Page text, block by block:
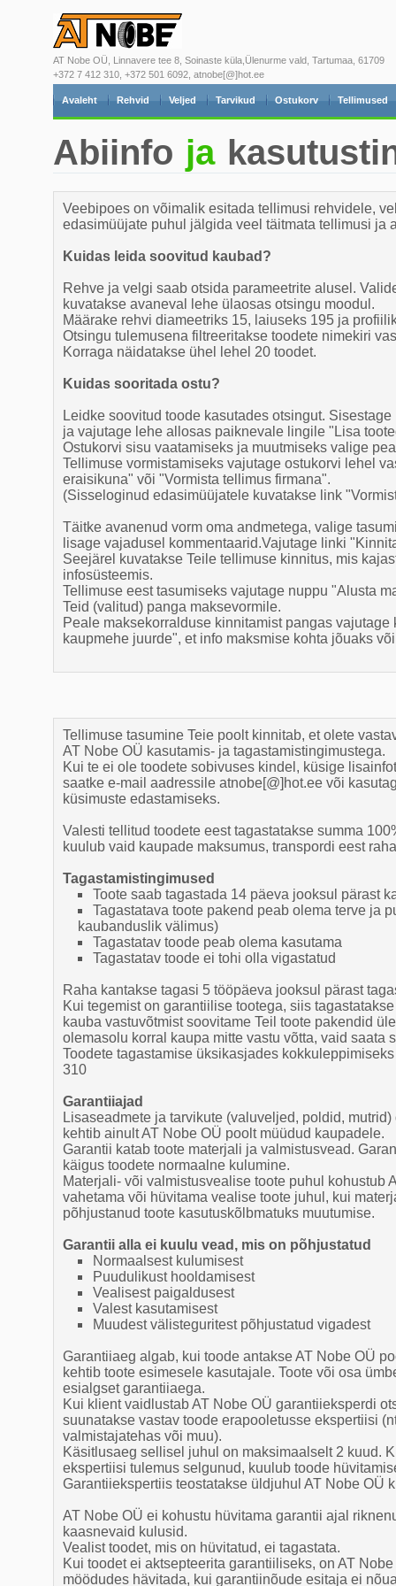
AT Nobe OÜ, Linnavere tee 8, Soinaste küla,Ülenurme vald, Tartumaa, 61709
+372 7 412 310, +372 501 6092, atnobe[@]hot.ee
Avaleht Rehvid Veljed Tarvikud Ostukorv Tellimused
Abiinfo ja
Veebipoes on võimalik esitada tellimusi rehvidele,
edasimüüjate puhul jälgida veel täitmata tellimusi ja
Kuidas leida soovitud kaubad?
Rehve ja velgi saab otsida parameetrite alusel.
kuvatakse avaneval lehe ülaosas otsingu moodul.
Määrake rehvi diameetriks 15, laiuseks 195 ja
Otsingu tulemusena filtreeritakse toodete nimekiri
Korraga näidatakse ühel lehel 20 toodet.
Kuidas sooritada ostu?
Leidke soovitud toode kasutades otsingut.
ja vajutage lehe allosas paiknevale lingile "Lisa
Ostukorvi sisu vaatamiseks ja muutmiseks valige
Tellimuse vormistamiseks vajutage ostukorvi lehel
eraisikuna" või "Vormista tellimus firmana".
(Sisseloginud edasimüüjatele kuvatakse link
Täitke avanenud vorm oma andmetega, valige
lisage vajadusel kommentaarid.Vajutage linki
Seejärel kuvatakse Teile tellimuse kinnitus, mis
infosüsteemis.
Tellimuse eest tasumiseks vajutage nuppu "Alusta
Teid (valitud) panga maksevormile.
Peale maksekorralduse kinnitamist pangas vajutage
kaupmehe juurde", et info maksmise kohta jõuaks
Tellimuse tasumine Teie poolt kinnitab, et olete
AT Nobe OÜ kasutamis- ja tagastamistingimustega.
Kui te ei ole toodete sobivuses kindel, küsige
saatke e-mail aadressile atnobe[@]hot.ee või
küsimuste edastamiseks.
Valesti tellitud toodete eest tagastatakse summa
kuulub vaid kaupade maksumus, transpordi eest
Tagastamistingimused
Toote saab tagastada 14 päeva jooksul pärast
Tagastatava toote pakend peab olema terve ja
kaubanduslik välimus)
Tagastatav toode peab olema kasutama
Tagastatav toode ei tohi olla vigastatud
Raha kantakse tagasi 5 tööpäeva jooksul pärast
Kui tegemist on garantiilise tootega, siis
kauba vastuvõtmist soovitame Teil toote pakendid
olemasolu korral kaupa mitte vastu võtta, vaid saata
Toodete tagastamise üksikasjades
310
Garantiiajad
Lisaseadmete ja tarvikute (valuveljed, poldid,
kehtib ainult AT Nobe OÜ poolt müüdud kaupadele.
Garantii katab toote materjali ja valmistusvead.
käigus toodete normaalne kulumine.
Materjali- või valmistusvealise toote puhul kohustub
vahetama või hüvitama vealise toote juhul, kui
põhjustanud toote kasutuskõlbmatuks muutumise.
Garantii alla ei kuulu vead, mis on põhjustatud
Normaalsest kulumisest
Puudulikust hooldamisest
Vealisest paigaldusest
Valest kasutamisest
Muudest välisteguritest põhjustatud vigadest
Garantiiaeg algab, kui toode antakse AT Nobe OÜ
kehtib toote esimesele kasutajale. Toote või osa
esialgset garantiiaega.
Kui klient vaidlustab AT Nobe OÜ garantiieksperdi
suunatakse vastav toode erapooletusse ekspertiisi
valmistajatehas või muu).
Käsitlusaeg sellisel juhul on maksimaalselt 2 kuud.
ekspertiisi tulemus selgunud, kuulub toode
Garantiiekspertiis teostatakse üldjuhul AT Nobe OÜ
AT Nobe OÜ ei kohustu hüvitama garantii ajal
kaasnevaid kulusid.
Vealist toodet, mis on hüvitatud, ei tagastata.
Kui toodet ei aktsepteerita garantiiliseks, on AT
möödudes hävitada, kui garantiinõude esitaja ei